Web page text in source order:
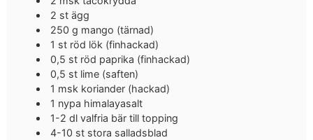
2 st ägg
250 g mango (tärnad)
1 st röd lök (finhackad)
0,5 st röd paprika (finhackad)
0,5 st lime (saften)
1 msk koriander (hackad)
1 nypa himalayasalt
1-2 dl valfria bär till topping
4-10 st stora salladsblad